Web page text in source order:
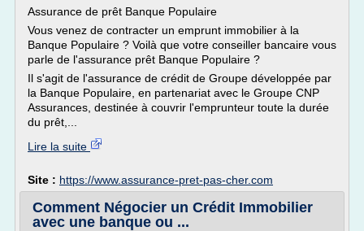
Assurance de prêt Banque Populaire
Vous venez de contracter un emprunt immobilier à la
Banque Populaire ? Voilà que votre conseiller bancaire vous
parle de l'assurance prêt Banque Populaire ?
Il s'agit de l'assurance de crédit de Groupe développée par
la Banque Populaire, en partenariat avec le Groupe CNP
Assurances, destinée à couvrir l'emprunteur toute la durée
du prêt,...
Lire la suite
Site : https://www.assurance-pret-pas-cher.com
Comment Négocier un Crédit Immobilier
avec une banque ou ...